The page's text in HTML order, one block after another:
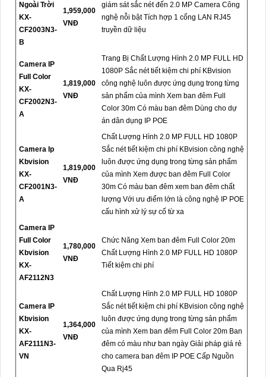
Ngoài Trời
KX-
CF2003N3-
B
1,959,000
VNĐ
giám sát sắc nét đến 2.0 MP Camera Công
nghệ nỗi bật Tích hợp 1 cổng LAN RJ45
truyền dữ liệu
Camera IP
Full Color
KX-
CF2002N3-
A
1,819,000
VNĐ
Trang Bị Chất Lượng Hình 2.0 MP FULL HD
1080P Sắc nét tiết kiệm chi phí KBvision
công nghệ luôn được ứng dụng trong từng
sản phẩm của mình Xem ban đêm Full
Color 30m Có màu ban đêm Dùng cho dự
án dân dụng IP POE
Camera Ip
Kbvision
KX-
CF2001N3-
A
1,819,000
VNĐ
Chất Lượng Hình 2.0 MP FULL HD 1080P
Sắc nét tiết kiệm chi phí KBvision công nghệ
luôn được ứng dụng trong từng sản phẩm
của mình Xem được ban đêm Full Color
30m Có màu ban đêm xem ban đêm chất
lượng Với ưu điểm lớn là công nghệ IP POE
cấu hình xử lý sự cố từ xa
Camera IP
Full Color
Kbvision
KX-
AF2112N3
1,780,000
VNĐ
Chức Năng Xem ban đêm Full Color 20m
Chất Lượng Hình 2.0 MP FULL HD 1080P
Tiết kiệm chi phí
Camera IP
Kbvision
KX-
AF2111N3-
VN
1,364,000
VNĐ
Chất Lượng Hình 2.0 MP FULL HD 1080P
Sắc nét tiết kiệm chi phí KBvision công nghệ
luôn được ứng dụng trong từng sản phẩm
của mình Xem ban đêm Full Color 20m Ban
đêm có màu như ban ngày Giải pháp giá rẻ
cho camera ban đêm IP POE Cấp Nguồn
Qua Rj45